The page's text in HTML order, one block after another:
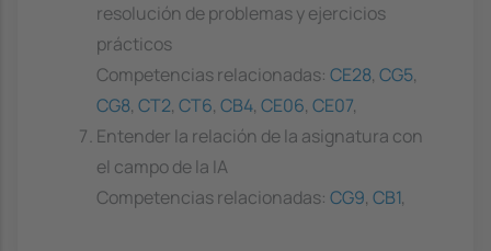
resolución de problemas y ejercicios
prácticos
Competencias relacionadas: CE28, CG5,
CG8, CT2, CT6, CB4, CE06, CE07,
Entender la relación de la asignatura con
el campo de la IA
Competencias relacionadas: CG9, CB1,